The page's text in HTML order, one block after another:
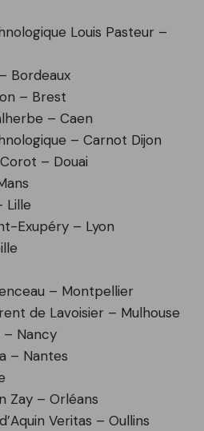
Louis Pasteur –
Bordeaux
– Brest
– Caen
– Carnot Dijon
– Douai
Lille
Exupéry – Lyon
– Montpellier
de Lavoisier – Mulhouse
– Nancy
– Nantes
Zay – Orléans
Veritas – Oullins